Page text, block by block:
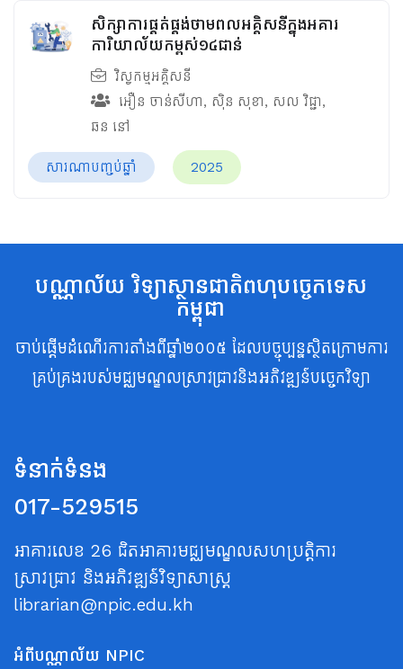
សិក្សាការផ្គត់ផ្គង់ថាមពលអគ្គិសនីក្នុងអគារ
ការិយាល័យកម្ពស់១៤ជាន់
វិស្វកម្មអគ្គិសនី
អឿន ចាន់សីហា, ស៊ិន​ សុខា, សល វិជ្ជា,
ឆន នៅ
សារណាបញ្ចប់ឆ្នាំ 2025
បណ្ណាល័យ វិទ្យាស្ថានជាតិពហុបច្ចេកទេស
កម្ពុជា
ចាប់ផ្តើមដំណើរការតាំងពីឆ្នាំ២០០៥ ដែលបច្ចុប្បន្នស្ថិតក្រោមការ
គ្រប់គ្រងរបស់មជ្ឈមណ្ឌលស្រាវជ្រាវនិងអភិវឌ្ឍន៍បច្ចេកវិទ្យា
ទំនាក់ទំនង
017-529515
អាគារលេខ 26 ជិតអាគារមជ្ឈមណ្ឌលសហប្រត្តិការ
ស្រាវជ្រាវ និងអភិវឌ្ឍន៍វិទ្យាសាស្ត្រ
librarian@npic.edu.kh
អំពីបណ្ណាល័យ NPIC